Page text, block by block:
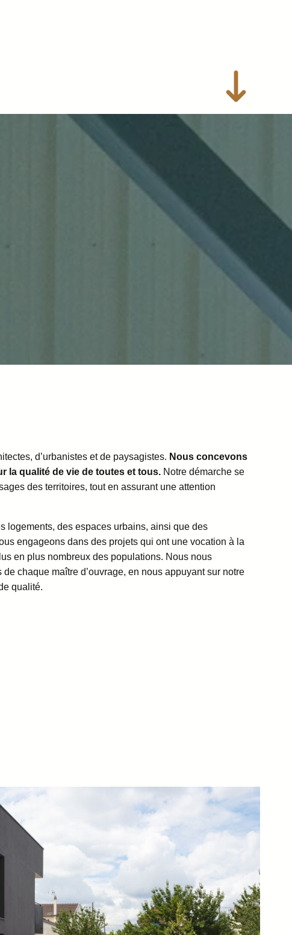
d’urbanistes et de paysagistes. Nous concevons
la qualité de vie de toutes et tous. Notre démarche se
des territoires, tout en assurant une attention
logements, des espaces urbains, ainsi que des
engageons dans des projets qui ont une vocation à la
en plus nombreux des populations. Nous nous
chaque maître d’ouvrage, en nous appuyant sur notre
qualité.